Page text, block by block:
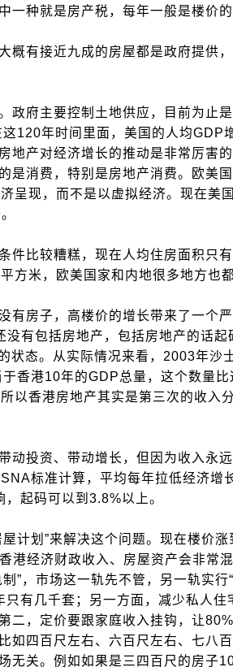
种就是房产税，每年一般是楼价的
有接近九成的房屋都是政府提供
府主要控制土地供应，目前为止
120年时间里面，美国的人均GDP
地产对经济增长的推动是非常厉害
是消费，特别是房地产消费。欧美
呈现，而不是以虚拟经济。现在美
比较糟糕，现在人均住房面积只
方米，欧美国家和内地很多地方也
房子，高楼价的增长带来了一个
有包括房地产，包括房地产的话
态。从实际情况来看，2003年沙
香港10年的GDP总量，这个数量
以香港房地产其实是第三次的收入
投资、带动增长，但因为收入永远
标准计算，平均每年拉低经济增
起码可以到3.8%以上。
划”来解决这个问题。现在楼价涨
经济财政收入、房屋资产会非常
”，市场这一轨先不管，另一轨实行
有几千套；另一方面，减少私人住
二，定价要跟家庭收入挂钩，让
如四百尺左右、六百尺左右、七八
无关。例如如果是三四百尺的房子